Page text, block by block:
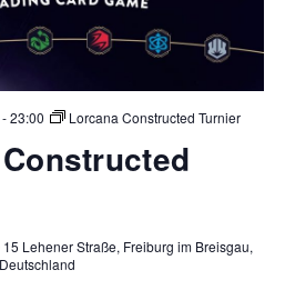
-23:00 Lorcana Constructed Turnier
Lehener Straße, Freiburg im Breisgau,